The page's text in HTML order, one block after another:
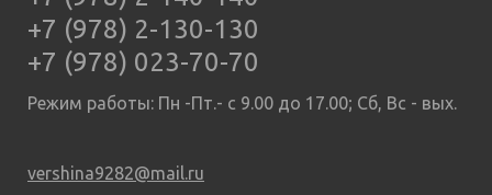
+7 (978) 2-130-130
+7 (978) 023-70-70
Режим работы: Пн -Пт.- с 9.00 до 17.00; Сб, Вс - вых.
vershina9282@mail.ru